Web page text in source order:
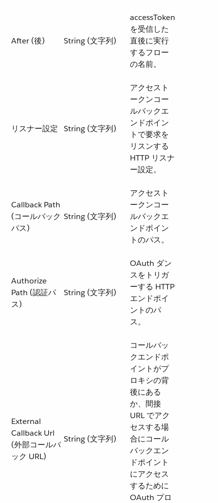
After (後) String (文字列)
accessToken
を受信した
直後に実行
するフロー
の名前。
リスナー設定 String (文字列)
アクセスト
ークンコー
ルバックエ
ンドポイン
トで要求を
リスンする
HTTP リスナ
ー設定。
Callback Path
(コールバック
パス)
String (文字列)
アクセスト
ークンコー
ルバックエ
ンドポイン
トのパス。
Authorize
Path (認証パ
ス)
String (文字列)
OAuth ダン
スをトリガ
ーする HTTP
エンドポイ
ントのパ
ス。
External
Callback Url
(外部コールバ
ック URL)
String (文字列)
コールバッ
クエンドポ
イントがプ
ロキシの背
後にある
か、間接
URL でアク
セスする場
合にコール
バックエン
ドポイント
にアクセス
するために
OAuth プロ